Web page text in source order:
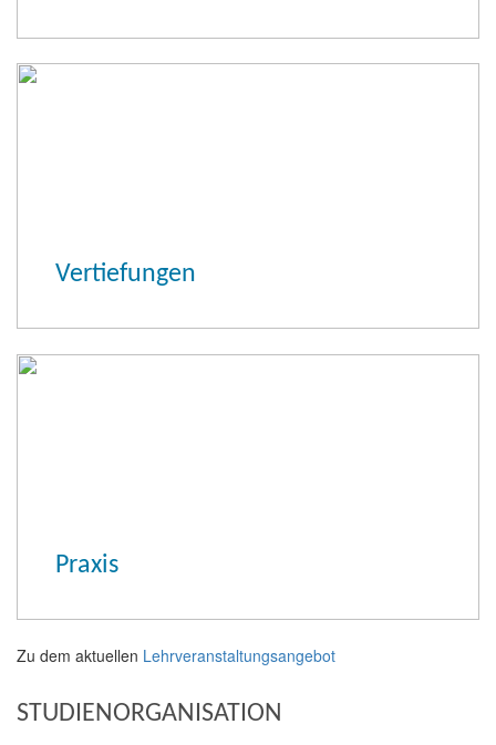
Vertiefungen
Praxis
Zu dem aktuellen Lehrveranstaltungsangebot
STUDIENORGANISATION